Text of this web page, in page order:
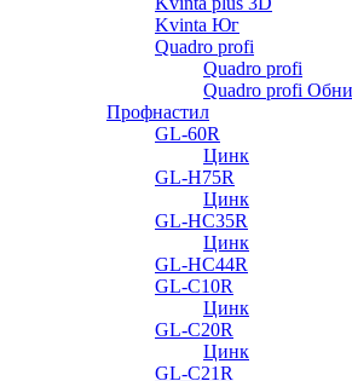
Kvinta Юг
Quadro profi
Quadro profi
Quadro profi
Профнастил
GL-60R
Цинк
GL-H75R
Цинк
GL-HC35R
Цинк
GL-HC44R
GL-С10R
Цинк
GL-С20R
Цинк
GL-С21R